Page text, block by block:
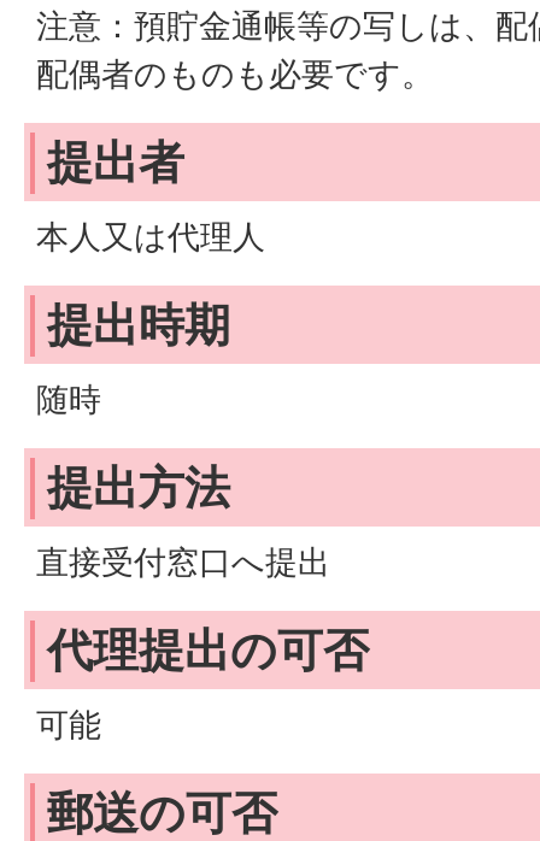
注意：預貯金通帳等の写しは、
配偶者のものも必要です。
提出者
本人又は代理人
提出時期
随時
提出方法
直接受付窓口へ提出
代理提出の可否
可能
郵送の可否